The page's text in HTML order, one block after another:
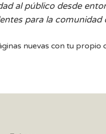
al público desde
para la comunidad
nuevas con tu propio